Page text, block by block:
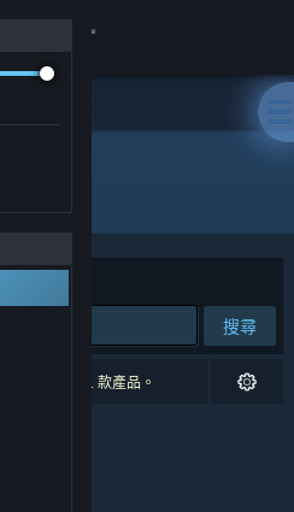
搜尋
好設定排除 1 款產品。